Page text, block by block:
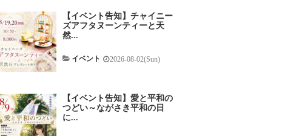
【イベント告知】チャイニー
ズアフタヌーンティーと天
然...
イベント 2026-08-02(Sun)
【イベント告知】愛と平和の
つどい～ながさき平和の日
に...